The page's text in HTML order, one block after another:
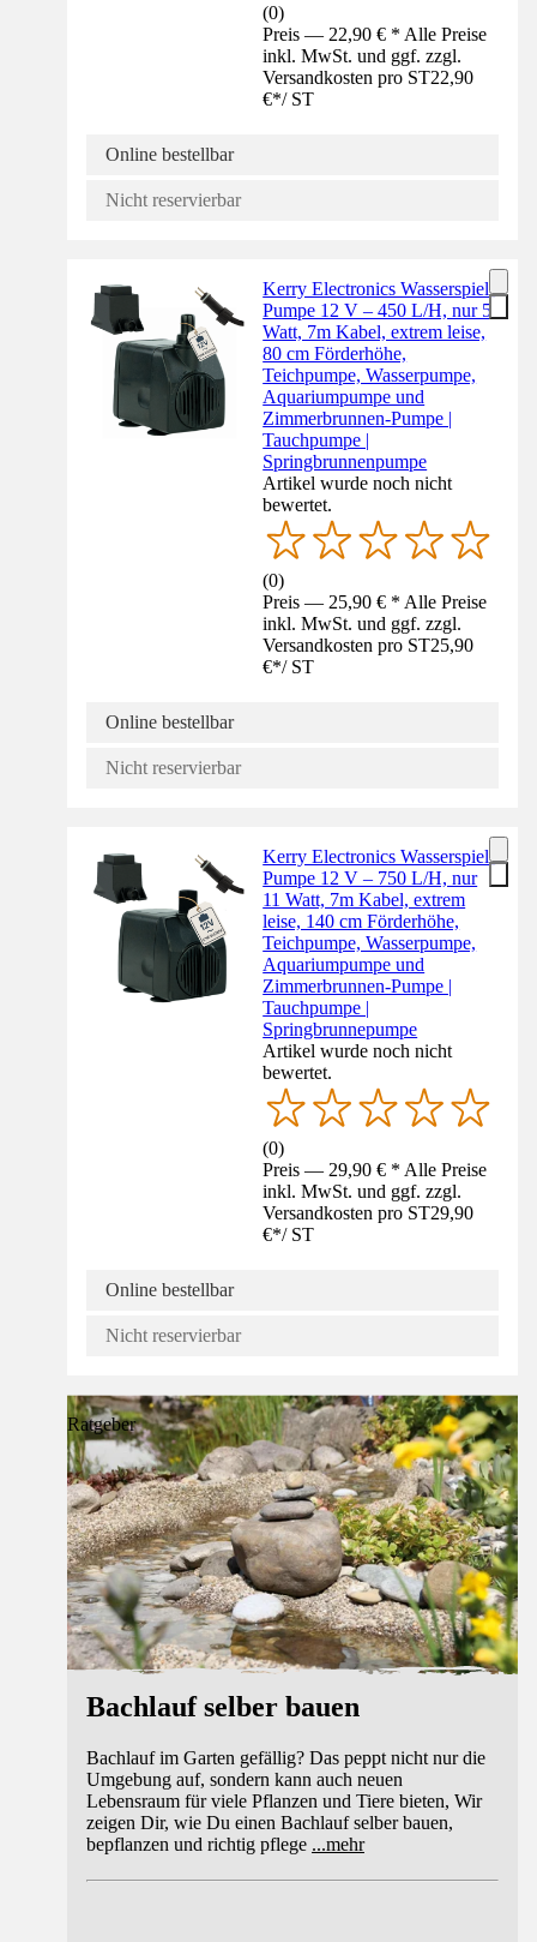
(0)
Preis — 22,90 € * Alle Preise
inkl. MwSt. und ggf. zzgl.
Versandkosten pro ST22,90
€*/ ST
Online bestellbar
Nicht reservierbar
Kerry Electronics Wasserspiel-
Pumpe 12 V – 450 L/H, nur 5
Watt, 7m Kabel, extrem leise,
80 cm Förderhöhe,
Teichpumpe, Wasserpumpe,
Aquariumpumpe und
Zimmerbrunnen-Pumpe |
Tauchpumpe |
Springbrunnenpumpe
Artikel wurde noch nicht
bewertet.
(0)
Preis — 25,90 € * Alle Preise
inkl. MwSt. und ggf. zzgl.
Versandkosten pro ST25,90
€*/ ST
Online bestellbar
Nicht reservierbar
Kerry Electronics Wasserspiel-
Pumpe 12 V – 750 L/H, nur
11 Watt, 7m Kabel, extrem
leise, 140 cm Förderhöhe,
Teichpumpe, Wasserpumpe,
Aquariumpumpe und
Zimmerbrunnen-Pumpe |
Tauchpumpe |
Springbrunnepumpe
Artikel wurde noch nicht
bewertet.
(0)
Preis — 29,90 € * Alle Preise
inkl. MwSt. und ggf. zzgl.
Versandkosten pro ST29,90
€*/ ST
Online bestellbar
Nicht reservierbar
Ratgeber
Bachlauf selber bauen
Bachlauf im Garten gefällig? Das peppt nicht nur die
Umgebung auf, sondern kann auch neuen
Lebensraum für viele Pflanzen und Tiere bieten, Wir
zeigen Dir, wie Du einen Bachlauf selber bauen,
bepflanzen und richtig pflege ...mehr